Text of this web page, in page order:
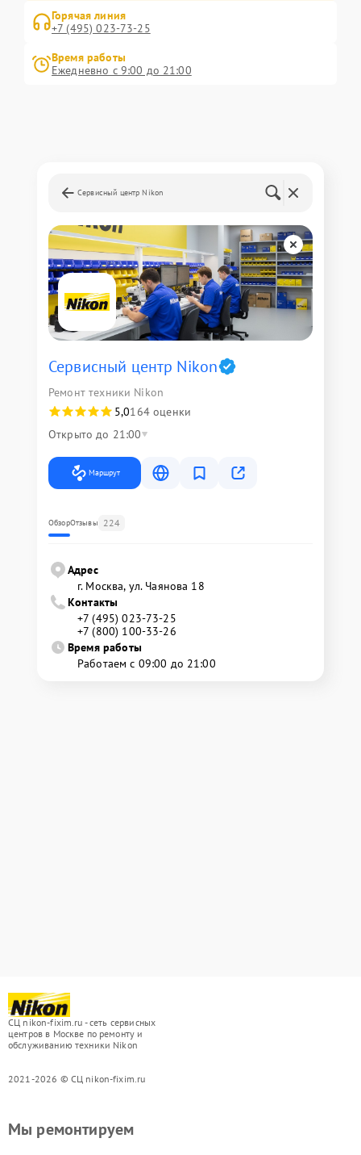
Горячая линия
+7 (495) 023-73-25
Время работы
Ежедневно с 9:00 до 21:00
Сервисный центр Nikon
Сервисный центр Nikon
Ремонт техники Nikon
5,0164 оценки
Открыто до 21:00
Маршрут
ОбзорОтзывы 224
Адрес
г. Москва, ул. Чаянова 18
Контакты
+7 (495) 023-73-25
+7 (800) 100-33-26
Время работы
Работаем с 09:00 до 21:00
СЦ nikon-fixim.ru - сеть сервисных
центров в Москве по ремонту и
обслуживанию техники Nikon
2021-2026 © СЦ nikon-fixim.ru
Мы ремонтируем